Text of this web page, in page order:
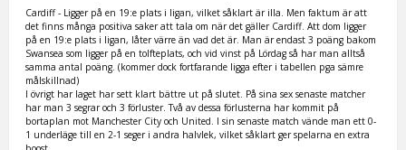
Cardiff - Ligger på en 19:e plats i ligan, vilket såklart är illa. Men faktum är att
det finns många positiva saker att tala om när det gäller Cardiff. Att dom ligger
på en 19:e plats i ligan, låter värre än vad det är. Man är endast 3 poäng bakom
Swansea som ligger på en tolfteplats, och vid vinst på Lördag så har man alltså
samma antal poäng. (kommer dock fortfarande ligga efter i tabellen pga sämre
målskillnad)
I övrigt har laget har sett klart bättre ut på slutet. På sina sex senaste matcher
har man 3 segrar och 3 förluster. Två av dessa förlusterna har kommit på
bortaplan mot Manchester City och United. I sin senaste match vände man ett 0-
1 underläge till en 2-1 seger i andra halvlek, vilket såklart ger spelarna en extra